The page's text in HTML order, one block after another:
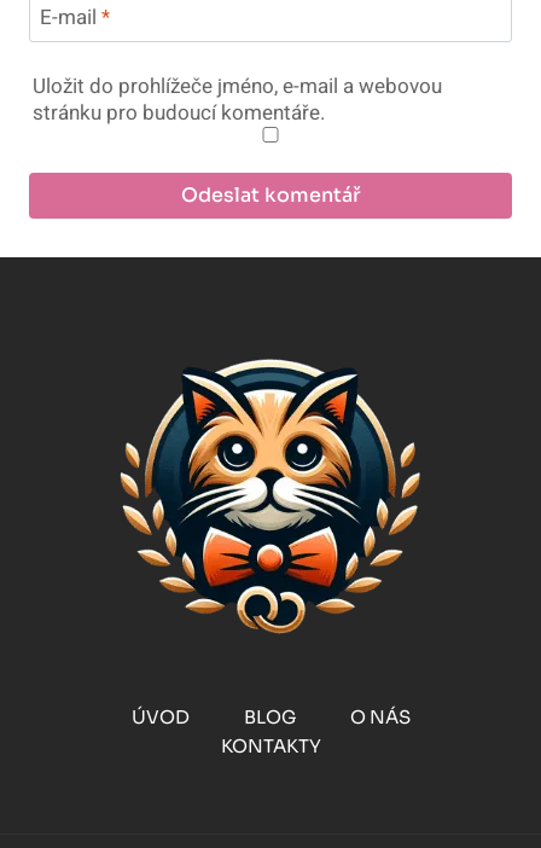
E-mail *
Uložit do prohlížeče jméno, e-mail a webovou
stránku pro budoucí komentáře.
ÚVOD BLOG
O NÁS
KONTAKTY